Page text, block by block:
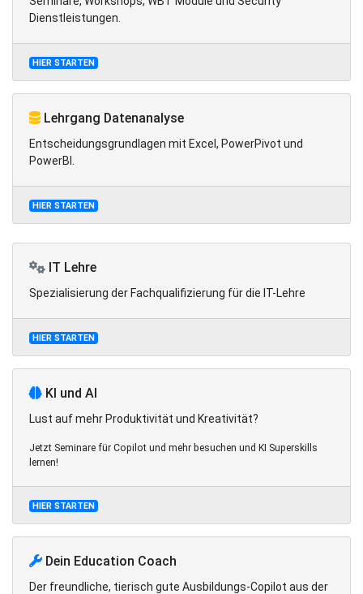
Dienstleistungen.
HIER STARTEN
Lehrgang Datenanalyse
Entscheidungsgrundlagen mit Excel, PowerPivot und
PowerBI.
HIER STARTEN
IT Lehre
Spezialisierung der Fachqualifizierung für die IT-Lehre
HIER STARTEN
KI und AI
Lust auf mehr Produktivität und Kreativität?
Jetzt Seminare für Copilot und mehr besuchen und KI Superskills
lernen!
HIER STARTEN
Dein Education Coach
Der freundliche, tierisch gute Ausbildungs-Copilot aus der